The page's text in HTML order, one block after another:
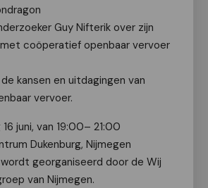
Guy Nifterik over zijn
coöperatief openbaar vervoer
kansen en uitdagingen van
vervoer.
juni, van 19:00– 21:00
Dukenburg, Nijmegen
georganiseerd door de Wij
van Nijmegen.